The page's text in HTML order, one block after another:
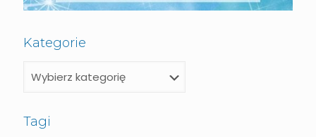
Kategorie
Tagi